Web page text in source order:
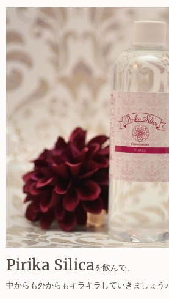
Pirika Silicaを飲んで、
中からも外からもキラキラしていきましょう♪